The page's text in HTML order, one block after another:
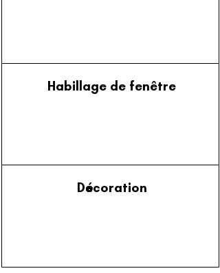
Habillage de fenêtre
Décoration